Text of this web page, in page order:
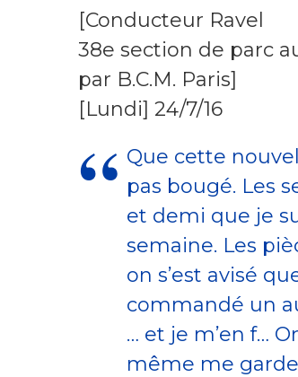
[Conducteur Ravel
38e section de parc
par B.C.M. Paris]
[Lundi] 24/7/16
Que cette
pas bougé. Les
et demi que je
semaine. Les
on s’est avisé
commandé un
… et je m’en f…
même me